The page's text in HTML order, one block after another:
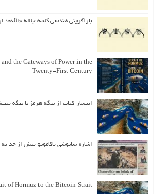
بازآفرینی هندسی کلمه جلاله «الله»؛
the Gateways of Power in the
Twenty-First Century
انتشار کتاب از تنگه هرمز تا تنگه
اشاره ساتوشی ناکاموتو بیش از حد
of Hormuz to the Bitcoin Strait